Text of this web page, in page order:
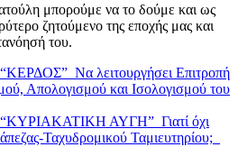
μπορούμε να το δούμε και ως
ζητούμενο της εποχής μας και
του.
λειτουργήσει Επιτροπή
Απολογισμού και Ισολογισμού του
“ΚΥΡΙΑΚΑΤΙΚΗ ΑΥΓΗ”_Γιατί όχι
Ταχυδρομικού Ταμιευτηρίου;_